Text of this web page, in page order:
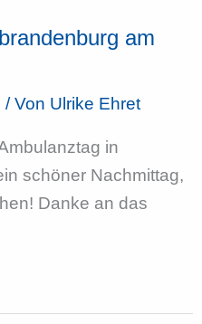
am
/ Von Ulrike Ehret
in
schöner Nachmittag,
Danke an das